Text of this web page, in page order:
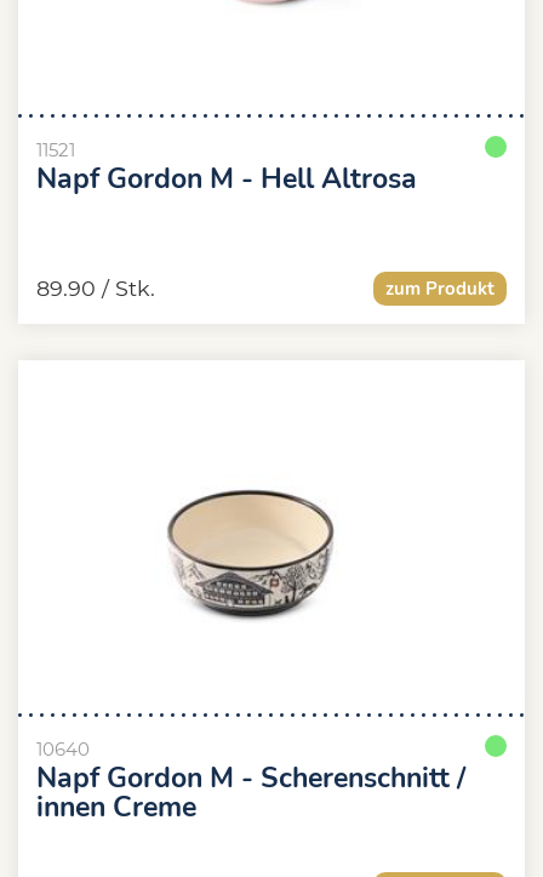
11521
Napf Gordon M - Hell Altrosa
zum Produkt
89.90 / Stk.
10640
Napf Gordon M - Scherenschnitt /
innen Creme